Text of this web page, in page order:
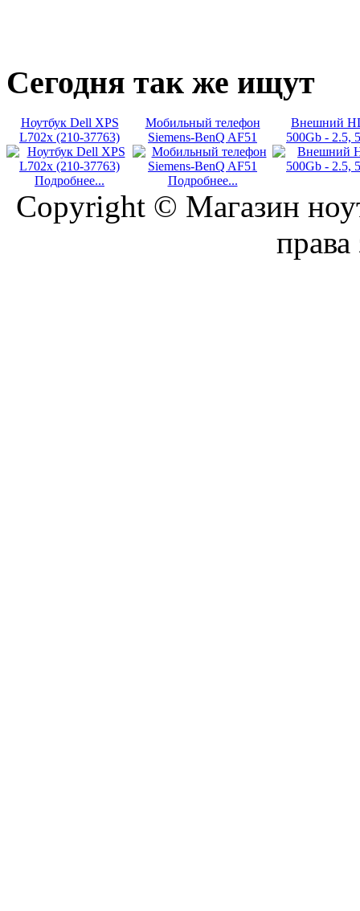
Сегодня так же ищут
Ноутбук Dell XPS
L702x (210-37763)
Подробнее...
Мобильный телефон
Siemens-BenQ AF51
Подробнее...
Внешний
500Gb - 2.5,
Copyright © Магазин